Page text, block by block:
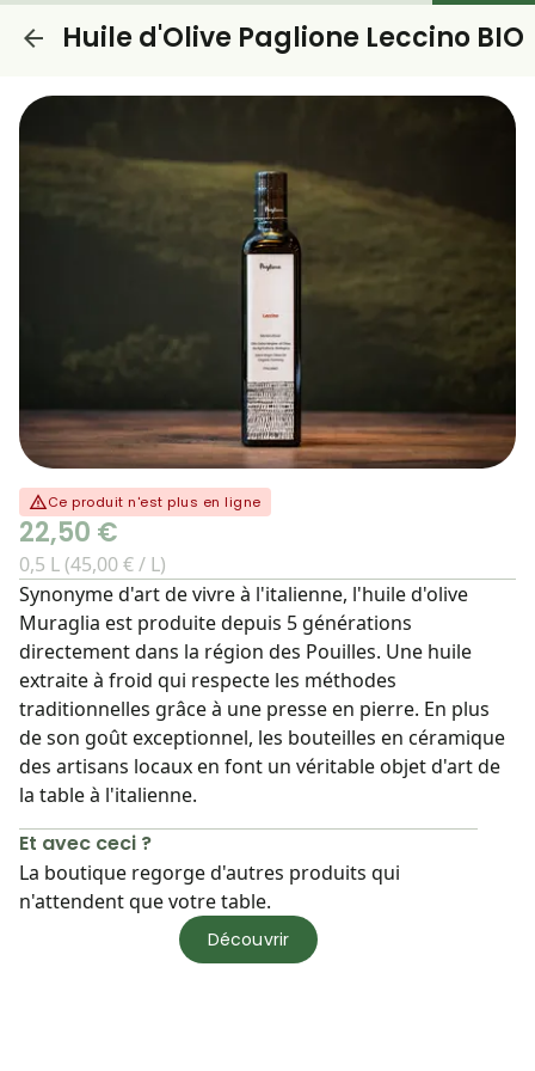
Huile d'Olive Paglione Leccino BIO
Ce produit n'est plus en ligne
22,50 €
0,5 L (45,00 € / L)
Synonyme d'art de vivre à l'italienne, l'huile d'olive
Muraglia est produite depuis 5 générations
directement dans la région des Pouilles. Une huile
extraite à froid qui respecte les méthodes
traditionnelles grâce à une presse en pierre. En plus
de son goût exceptionnel, les bouteilles en céramique
des artisans locaux en font un véritable objet d'art de
la table à l'italienne.
Et avec ceci ?
La boutique regorge d'autres produits qui
n'attendent que votre table.
Découvrir